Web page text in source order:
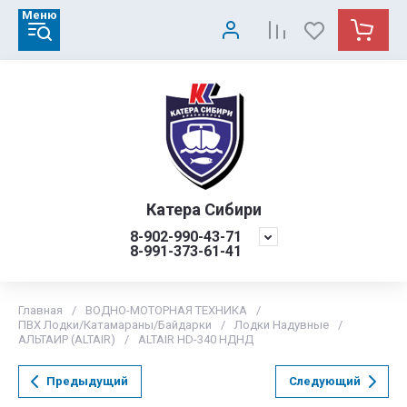
Катера Сибири
8-902-990-43-71
8-991-373-61-41
Меню
Главная / ВОДНО-МОТОРНАЯ ТЕХНИКА
/
ПВХ Лодки/Катамараны/Байдарки
/ Лодки Надувные
/
АЛЬТАИР (ALTAIR)
/ ALTAIR HD-340 НДНД
Предыдущий Следующий